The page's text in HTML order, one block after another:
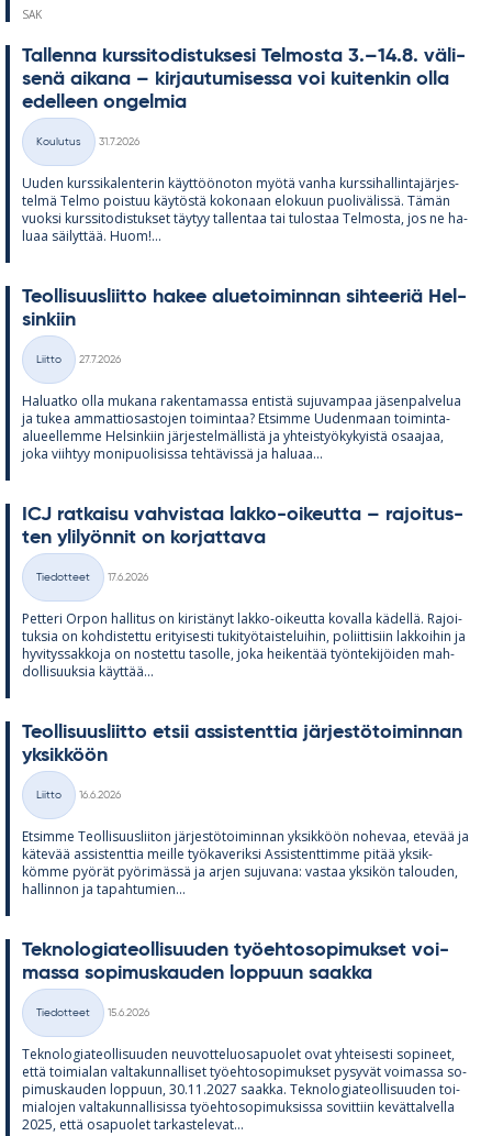
SAK
Tal­lenna kurs­si­to­dis­tuk­sesi Tel­mosta 3.–14.8. vä­li­
senä ai­kana – kir­jau­tu­mi­sessa voi kui­ten­kin olla
edel­leen on­gel­mia
Kategoriat
Koulutus
31.7.2026
Uu­den kurs­si­ka­len­te­rin käyt­töö­no­ton myötä vanha kurs­si­hal­lin­ta­jär­jes­
telmä Telmo pois­tuu käy­töstä ko­ko­naan elo­kuun puo­li­vä­lissä. Tä­män
vuoksi kurs­si­to­dis­tuk­set täy­tyy tal­len­taa tai tu­los­taa Tel­mosta, jos ne ha­
luaa säi­lyt­tää. Huom!...
Teol­li­suus­liitto ha­kee alue­toi­min­nan sih­tee­riä Hel­
sin­kiin
Kategoriat
Liitto
27.7.2026
Ha­luatko olla mu­kana ra­ken­ta­massa en­tistä su­ju­vam­paa jä­sen­pal­ve­lua
ja tu­kea am­mat­tio­sas­to­jen toi­min­taa? Et­simme Uu­den­maan toi­minta-
alu­eel­lemme Hel­sin­kiin jär­jes­tel­mäl­listä ja yh­teis­työ­ky­kyistä osaa­jaa,
joka viih­tyy mo­ni­puo­li­sissa teh­tä­vissä ja ha­luaa...
ICJ rat­kaisu vah­vis­taa lakko-oi­keutta – ra­joi­tus­
ten yli­lyön­nit on kor­jat­tava
Kategoriat
Tiedotteet
17.6.2026
Pet­teri Or­pon hal­li­tus on ki­ris­tä­nyt lakko-oi­keutta ko­valla kä­dellä. Ra­joi­
tuk­sia on koh­dis­tettu eri­tyi­sesti tu­ki­työ­tais­te­lui­hin, po­liit­ti­siin lak­koi­hin ja
hy­vi­tys­sak­koja on nos­tettu ta­solle, joka hei­ken­tää työn­te­ki­jöi­den mah­
dol­li­suuk­sia käyt­tää...
Teol­li­suus­liitto et­sii as­sis­tent­tia jär­jes­tö­toi­min­nan
yk­sik­köön
Kategoriat
Liitto
16.6.2026
Et­simme Teol­li­suus­lii­ton jär­jes­tö­toi­min­nan yk­sik­köön no­he­vaa, ete­vää ja
kä­te­vää as­sis­tent­tia meille työ­ka­ve­riksi As­sis­tent­timme pi­tää yk­sik­
kömme pyö­rät pyö­ri­mässä ja ar­jen su­ju­vana: vas­taa yk­si­kön ta­lou­den,
hal­lin­non ja ta­pah­tu­mien...
Tek­no­lo­gia­teol­li­suu­den työ­eh­to­so­pi­muk­set voi­
massa so­pi­mus­kau­den lop­puun saakka
Kategoriat
Tiedotteet
15.6.2026
Tek­no­lo­gia­teol­li­suu­den neu­vot­te­luos­a­puo­let ovat yh­tei­sesti so­pi­neet,
että toi­mia­lan val­ta­kun­nal­li­set työ­eh­to­so­pi­muk­set py­sy­vät voi­massa so­
pi­mus­kau­den lop­puun, 30.11.2027 saakka. Tek­no­lo­gia­teol­li­suu­den toi­
mia­lo­jen val­ta­kun­nal­li­sissa työ­eh­to­so­pi­muk­sissa so­vit­tiin ke­vät­tal­vella
2025, että os­a­puo­let tar­kas­te­le­vat...